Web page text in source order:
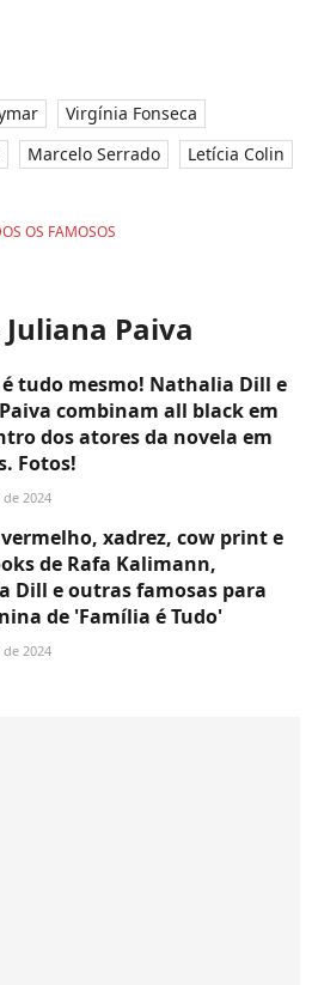
Virgínia Fonseca
Marcelo Serrado
Letícia Colin
OS FAMOSOS
Paiva
tudo mesmo! Nathalia Dill e
combinam all black em
dos atores da novela em
Fotos!
2024
xadrez, cow print e
de Rafa Kalimann,
Dill e outras famosas para
de 'Família é Tudo'
2024